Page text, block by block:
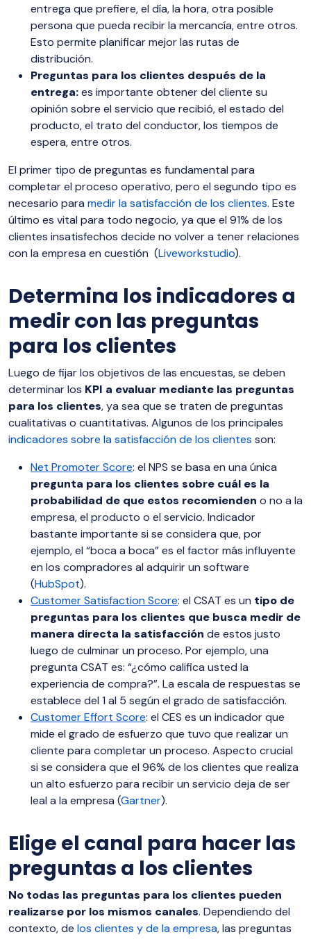
entrega que prefiere, el día, la hora, otra posible
persona que pueda recibir la mercancía, entre otros.
Esto permite planificar mejor las rutas de
distribución.
Preguntas para los clientes después de la
entrega:es importante obtener del cliente su
opinión sobre el servicio que recibió, el estado del
producto, el trato del conductor, los tiempos de
espera, entre otros.
El primer tipo de preguntas es fundamental para
completar el proceso operativo, pero el segundo tipo es
necesario para medir la satisfacción de los clientes. Este
último es vital para todo negocio, ya que el 91% de los
clientes insatisfechos decide no volver a tener relaciones
con la empresa en cuestión (Liveworkstudio).
Determina los indicadores a
medir con las preguntas
para los clientes
Luego de fijar los objetivos de las encuestas, se deben
determinar los KPI a evaluar mediante las preguntas
para los clientes, ya sea que se traten de preguntas
cualitativas o cuantitativas. Algunos de los principales
indicadores sobre la satisfacción de los clientes son:
Net Promoter Score: el NPS se basa en una única
pregunta para los clientes sobre cuál es la
probabilidad de que estos recomienden o no a la
empresa, el producto o el servicio. Indicador
bastante importante si se considera que, por
ejemplo, el “boca a boca” es el factor más influyente
en los compradores al adquirir un software
(HubSpot).
Customer Satisfaction Score: el CSAT es un tipo de
preguntas para los clientes que busca medir de
manera directa la satisfacción de estos justo
luego de culminar un proceso. Por ejemplo, una
pregunta CSAT es: “¿cómo califica usted la
experiencia de compra?”. La escala de respuestas se
establece del 1 al 5 según el grado de satisfacción.
Customer Effort Score: el CES es un indicador que
mide el grado de esfuerzo que tuvo que realizar un
cliente para completar un proceso. Aspecto crucial
si se considera que el 96% de los clientes que realiza
un alto esfuerzo para recibir un servicio deja de ser
leal a la empresa (Gartner).
Elige el canal para hacer las
preguntas a los clientes
No todas las preguntas para los clientes pueden
realizarse por los mismos canales. Dependiendo del
contexto, de los clientes y de la empresa, las preguntas